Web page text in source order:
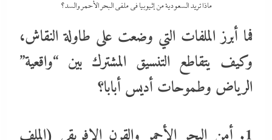
ماذا تريد السعودية من إثيوبيا في ملفى البحر الأحمر والسد؟
فما أبرز الملفات التي وضعت على طاولة النقاش،
وكيف يتقاطع التنسيق المشترك بين “واقعية”
الرياض وطموحات أديس أبابا؟